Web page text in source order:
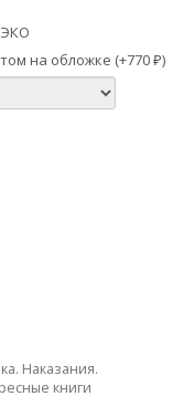
на обложке (+770 ₽)
Наказания.
книги